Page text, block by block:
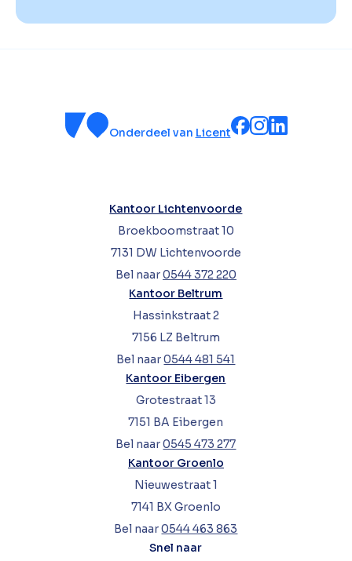
Onderdeel van Licent
Kantoor Lichtenvoorde
Broekboomstraat 10
7131 DW Lichtenvoorde
Bel naar0544 372 220
Kantoor Beltrum
Hassinkstraat 2
7156 LZ Beltrum
Bel naar0544 481 541
Kantoor Eibergen
Grotestraat 13
7151 BA Eibergen
Bel naar0545 473 277
Kantoor Groenlo
Nieuwestraat 1
7141 BX Groenlo
Bel naar0544 463 863
Snel naar